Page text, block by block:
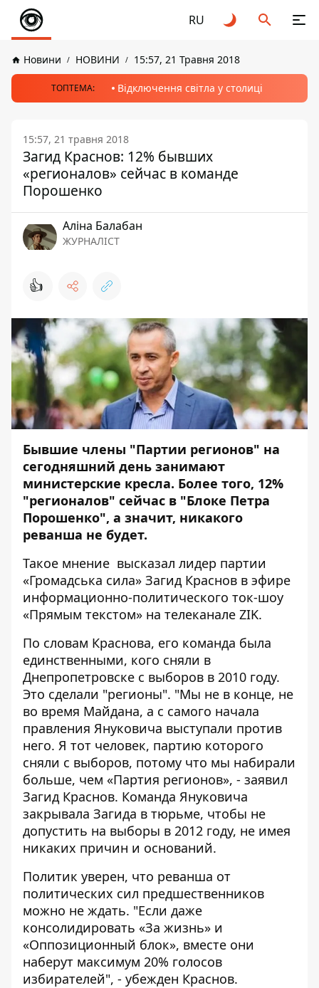
RU
Новини НОВИНИ 15:57, 21 Травня 2018
ТОПТЕМА: Відключення світла у столиці
15:57, 21 травня 2018
Загид Краснов: 12% бывших
«регионалов» сейчас в команде
Порошенко
Аліна Балабан
ЖУРНАЛІСТ
👍
Бывшие члены "Партии регионов" на
сегодняшний день занимают
министерские кресла. Более того, 12%
"регионалов" сейчас в "Блоке Петра
Порошенко", а значит, никакого
реванша не будет.
Такое мнение высказал лидер партии
«Громадська сила» Загид Краснов в эфире
информационно-политического ток-шоу
«Прямым текстом» на телеканале ZIK.
По словам Краснова, его команда была
единственными, кого сняли в
Днепропетровске с выборов в 2010 году.
Это сделали "регионы". "Мы не в конце, не
во время Майдана, а с самого начала
правления Януковича выступали против
него. Я тот человек, партию которого
сняли с выборов, потому что мы набирали
больше, чем «Партия регионов», - заявил
Загид Краснов. Команда Януковича
закрывала Загида в тюрьме, чтобы не
допустить на выборы в 2012 году, не имея
никаких причин и оснований.
Политик уверен, что реванша от
политических сил предшественников
можно не ждать. "Если даже
консолидировать «За жизнь» и
«Оппозиционный блок», вместе они
наберут максимум 20% голосов
избирателей", - убежден Краснов.